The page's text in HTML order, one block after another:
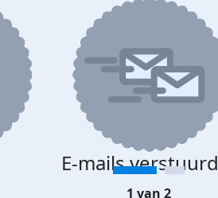
E-mails verstuurd
1 van 2